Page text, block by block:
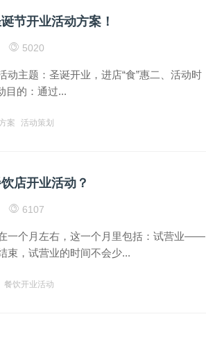
节开业活动方案！
5020
主题：圣诞开业，进店“食”惠二、活动时
目的：通过...
案 活动策划
店开业活动？
6107
一个月左右，这一个月里包括：试营业——
，试营业的时间不会少...
餐饮开业活动